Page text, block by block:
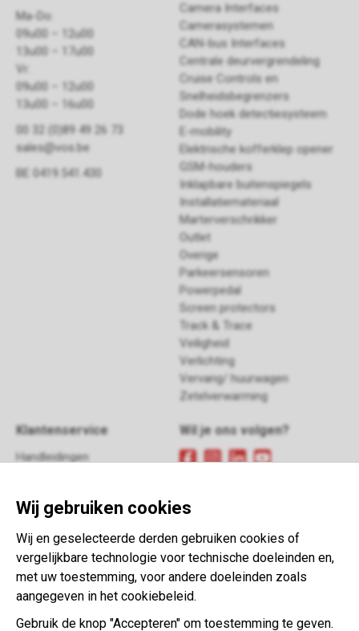
Ma-Do:
09u00 – 12u00
13u00 – 17u00
Vr:
09u00 – 12u00
13u00 – 16u00
00 32 (0)89 49 26 73
sales@vos.be
BE 0419.541.430
Camera Interfaces
Camerasystemen
CAN-bus Interfaces
Centrale deurvergrendeling
Cruise Controls en
Snelheidsbegrenzers
Dode hoek detectiesysteem
E-mobility
Elektrische kofferklep opener
GSM-houders
Inklapbare buitenspiegels
Installatiemateriaal
Marterverschrikker
Outlet
Overige
Parkeersensoren
Powerpedal
Screen protectors
Track & Trace
Veiligheid
Verlichting
Vervang/ huurwagen
Zetelverwarming
Klantenservice
Handleidingen
Contact
Wil je ons volgen?
nieuwsbrief
This website is developed with the
support of:
Wij gebruiken cookies
Wij en geselecteerde derden gebruiken cookies of
vergelijkbare technologie voor technische doeleinden en,
met uw toestemming, voor andere doeleinden zoals
aangegeven in het cookiebeleid.
Gebruik de knop "Accepteren" om toestemming te geven.